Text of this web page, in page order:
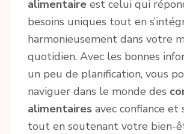
alimentaire est celui qui
besoins uniques tout en
harmonieusement dans votre
quotidien. Avec les bonnes
un peu de planification, vous
naviguer dans le monde des
alimentaires avec confiance et
tout en soutenant votre bien-